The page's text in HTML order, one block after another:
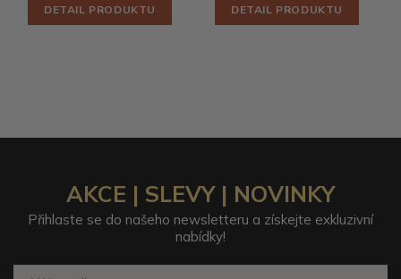
DETAIL PRODUKTU
DETAIL PRODUKTU
AKCE | SLEVY | NOVINKY
Přihlaste se do našeho newsletteru a získejte exkluzivní
nabídky!